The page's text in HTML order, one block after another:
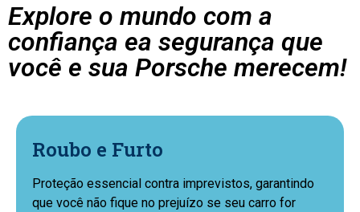
Explore o mundo com a
confiança ea segurança que
você e sua Porsche merecem!
Roubo e Furto
Proteção essencial contra imprevistos, garantindo
que você não fique no prejuízo se seu carro for